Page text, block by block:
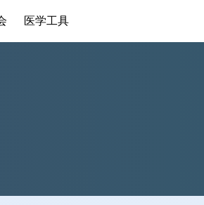
医学工具